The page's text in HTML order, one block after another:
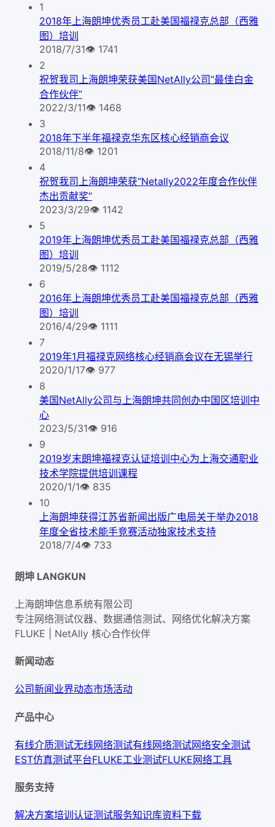
1
2018年上海朗坤优秀员工赴美国福禄克总部（西雅
图）培训
2018/7/31👁 1741
2
祝贺我司上海朗坤荣获美国NetAlly公司“最佳白金
合作伙伴”
2022/3/11👁 1468
3
2018年下半年福禄克华东区核心经销商会议
2018/11/8👁 1201
4
祝贺我司上海朗坤荣获“Netally2022年度合作伙伴
杰出贡献奖”
2023/3/29👁 1142
5
2019年上海朗坤优秀员工赴美国福禄克总部（西雅
图）培训
2019/5/28👁 1112
6
2016年上海朗坤优秀员工赴美国福禄克总部（西雅
图）培训
2016/4/29👁 1111
7
2019年1月福禄克网络核心经销商会议在无锡举行
2020/1/17👁 977
8
美国NetAlly公司与上海朗坤共同创办中国区培训中
心
2023/5/31👁 916
9
2019岁末朗坤福禄克认证培训中心为上海交通职业
技术学院提供培训课程
2020/1/1👁 835
10
上海朗坤获得江苏省新闻出版广电局关于举办2018
年度全省技术能手竞赛活动独家技术支持
2018/7/4👁 733
朗坤 LANGKUN
上海朗坤信息系统有限公司
专注网络测试仪器、数据通信测试、网络优化解决方案
FLUKE | NetAlly 核心合作伙伴
新闻动态
公司新闻业界动态市场活动
产品中心
有线介质测试无线网络测试有线网络测试网络安全测试
EST仿真测试平台FLUKE工业测试FLUKE网络工具
服务支持
解决方案培训认证测试服务知识库资料下载